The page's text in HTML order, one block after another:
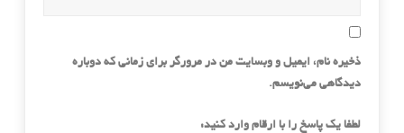
ذخیره نام، ایمیل و وبسایت من در مرورگر برای زمانی که دوباره
دیدگاهی می‌نویسم.
لطفا یک پاسخ را با ارقام وارد کنید: